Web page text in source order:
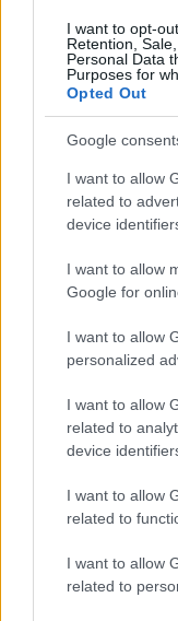
I want to opt-
Retention,
Personal Data
Purposes for
Opted Out
Google
I want to allow
related to
device
I want to allow
Google for
I want to allow
personalized
I want to allow
related to
device
I want to allow
related to
I want to allow
related to